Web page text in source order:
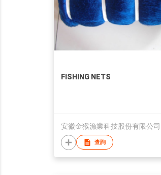
FISHING NETS
安徽金猴漁業科技股份有限公司
查詢